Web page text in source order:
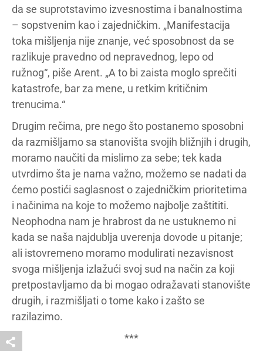
da se suprotstavimo izvesnostima i banalnostima
– sopstvenim kao i zajedničkim. „Manifestacija
toka mišljenja nije znanje, već sposobnost da se
razlikuje pravedno od nepravednog, lepo od
ružnog“, piše Arent. „A to bi zaista moglo sprečiti
katastrofe, bar za mene, u retkim kritičnim
trenucima.“
Drugim rečima, pre nego što postanemo sposobni
da razmišljamo sa stanovišta svojih bližnjih i drugih,
moramo naučiti da mislimo za sebe; tek kada
utvrdimo šta je nama važno, možemo se nadati da
ćemo postići saglasnost o zajedničkim prioritetima
i načinima na koje to možemo najbolje zaštititi.
Neophodna nam je hrabrost da ne ustuknemo ni
kada se naša najdublja uverenja dovode u pitanje;
ali istovremeno moramo modulirati nezavisnost
svoga mišljenja izlažući svoj sud na način za koji
pretpostavljamo da bi mogao odražavati stanovište
drugih, i razmišljati o tome kako i zašto se
razilazimo.
***